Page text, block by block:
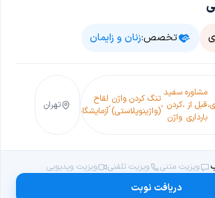
تخصص:زنان و زایمان
،
مشاوره
قبل از
بارداری
،
سفید
کردن
واژن
،تنگ کردن واژن
(واژینوپلاستی)،لقاح
آزمایشگاهی(IVF)
تهران
ویزیت متنی ویزیت تلفنی ویزیت ویدیویی
دریافت نوبت